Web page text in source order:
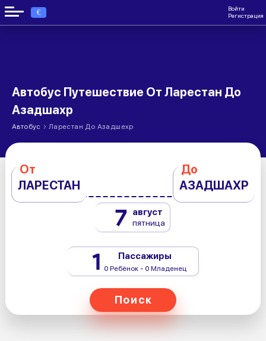
€
Войти
Регистрация
Автобус Путешествие От Ларестан До
Азадшахр
Автобус › Ларестан До Азадшехр
От
ЛАРЕСТАН
До
АЗАДШАХР
7 август
пятница
1 Пассажиры
0 Ребёнок - 0 Младенец
Поиск